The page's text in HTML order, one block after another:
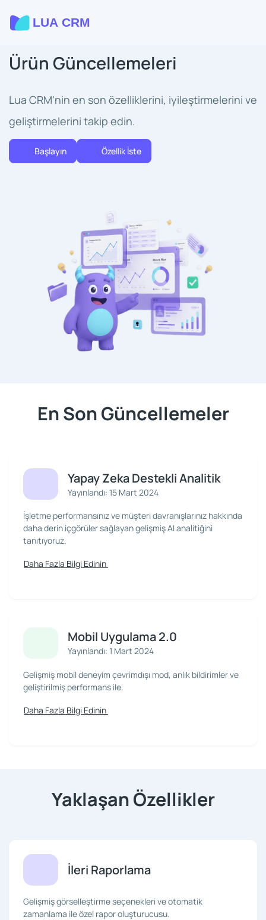
Ürün Güncellemeleri
Lua CRM'nin en son özelliklerini, iyileştirmelerini ve
geliştirmelerini takip edin.
Başlayın Özellik İste
En Son Güncellemeler
Yapay Zeka Destekli Analitik
Yayınlandı: 15 Mart 2024
İşletme performansınız ve müşteri davranışlarınız hakkında
daha derin içgörüler sağlayan gelişmiş AI analitiğini
tanıtıyoruz.
Daha Fazla Bilgi Edinin
Mobil Uygulama 2.0
Yayınlandı: 1 Mart 2024
Gelişmiş mobil deneyim çevrimdışı mod, anlık bildirimler ve
geliştirilmiş performans ile.
Daha Fazla Bilgi Edinin
Yaklaşan Özellikler
İleri Raporlama
Gelişmiş görselleştirme seçenekleri ve otomatik
zamanlama ile özel rapor oluşturucusu.